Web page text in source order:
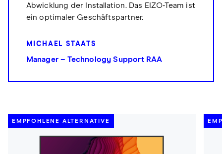
Abwicklung der Installation. Das EIZO-Team ist
ein optimaler Geschäftspartner.
MICHAEL STAATS
Manager – Technology Support RAA
EMPFOHLENE ALTERNATIVE